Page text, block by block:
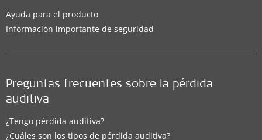
Ayuda para el producto
Información importante de seguridad
Preguntas frecuentes sobre la pérdida
auditiva
¿Tengo pérdida auditiva?
¿Cuáles son los tipos de pérdida auditiva?